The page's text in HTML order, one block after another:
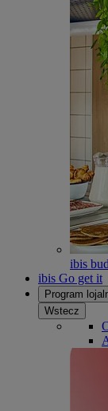
ibis
ibis Go get it
Program
Wstecz